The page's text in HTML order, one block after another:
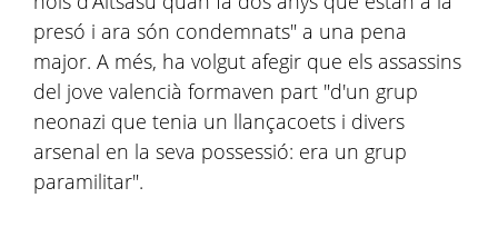
presó i ara són condemnats" a una pena
major. A més, ha volgut afegir que els assassins
del jove valencià formaven part "d'un grup
neonazi que tenia un llançacoets i divers
arsenal en la seva possessió: era un grup
paramilitar".